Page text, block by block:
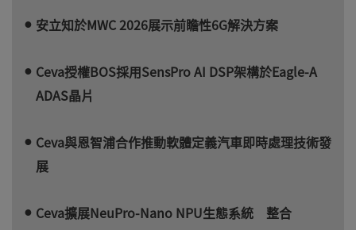
安立知於MWC 2026展示前瞻性6G解決方案
Ceva授權BOS採用SensPro AI DSP架構於Eagle-A
ADAS晶片
Ceva與恩智浦合作推動軟體定義汽車即時處理技術發
展
Ceva擴展NeuPro-Nano NPU生態系統 整合